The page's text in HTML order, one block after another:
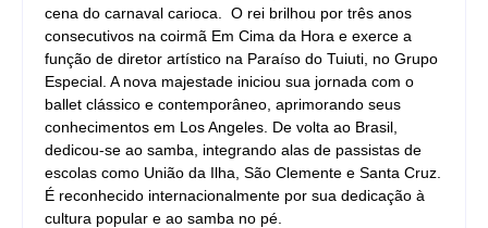
cena do carnaval carioca. O rei brilhou por três anos
consecutivos na coirmã Em Cima da Hora e exerce a
função de diretor artístico na Paraíso do Tuiuti, no Grupo
Especial. A nova majestade iniciou sua jornada com o
ballet clássico e contemporâneo, aprimorando seus
conhecimentos em Los Angeles. De volta ao Brasil,
dedicou-se ao samba, integrando alas de passistas de
escolas como União da Ilha, São Clemente e Santa Cruz.
É reconhecido internacionalmente por sua dedicação à
cultura popular e ao samba no pé.